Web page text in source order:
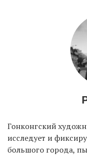
Гонконгский
исследует и
большого города,